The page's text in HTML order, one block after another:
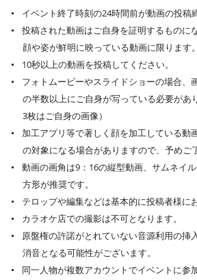
イベント終了時刻の24時間前が動画の投稿
投稿された動画はご自身を証明するものに
顔や姿が鮮明に映っている動画に限ります。
10秒以上の動画を投稿してください。
フォトムービーやスライドショーの場合、
の半数以上にご自身が写っている必要があ
3枚はご自身の画像）
加工アプリ等で著しく顔を加工している動
の対象になる場合がありますので、予めご
動画の画角は9：16の縦型動画、サムネイ
方形が推奨です。
テロップや編集などは基本的に投稿者様に
カラオケ店での撮影は不可となります。
原盤権の許諾がとれていない音源利用の挿
消音となる可能性がございます。
同一人物が複数アカウントでイベントに参